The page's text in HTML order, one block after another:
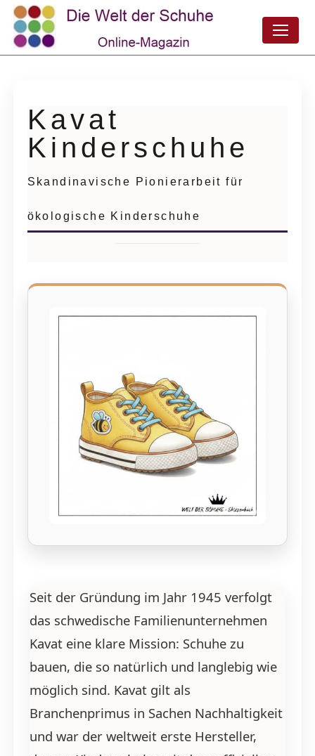
Kavat
Kinderschuhe
Skandinavische Pionierarbeit für
ökologische Kinderschuhe
Seit der Gründung im Jahr 1945 verfolgt
das schwedische Familienunternehmen
Kavat eine klare Mission: Schuhe zu
bauen, die so natürlich und langlebig wie
möglich sind. Kavat gilt als
Branchenprimus in Sachen Nachhaltigkeit
und war der weltweit erste Hersteller,